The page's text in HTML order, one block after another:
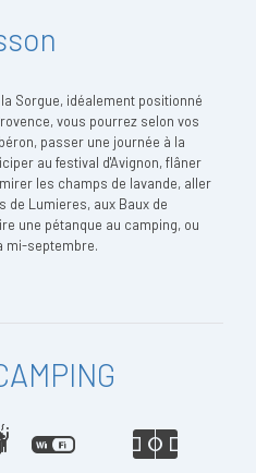
Sorgue, idéalement positionné
vous pourrez selon vos
passer une journée à la
au festival d'Avignon, flâner
les champs de lavande, aller
de Lumieres, aux Baux de
une pétanque au camping, ou
mi-septembre.